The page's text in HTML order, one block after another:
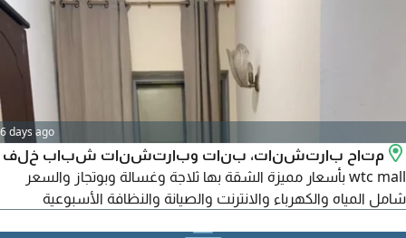
6 days ago
متاح بارتشنات، بنات وبارتشنات شباب خلف
wtc mall بأسعار مميزة الشقة بها ثلاجة وغسالة وبوتجاز والسعر
شامل المياه والكهرباء والانترنت والصيانة والنظافة الأسبوعية